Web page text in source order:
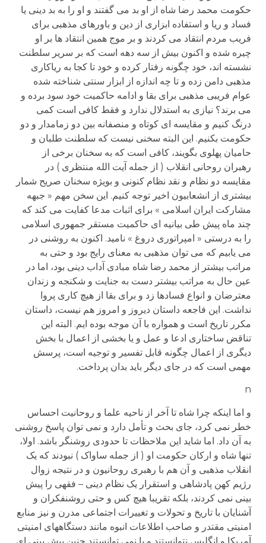
حکومت محمد رضا شاه از او بد می گفتند و او را به بد دینی یا
فساد و ریا و استفاده ابزاری از دین و باورهای مذهبی برای
فریب مردم انتقاد می کردند و بر موج همین انتقاد ها بر او
چیره شده و اکنون بیش از سه دهه است که بر سریر سلطنت
نشسته اند، خود چگونه رفتار کرده و خود تا کجا به ریاکاری
مذهبی دامن زده و تا چه اندازه از ابزار سنتی شناخته شده
عوام فریبی مذهبی برای بقا و ادامه حاکمیت خود سود برده و
می برند؟ نیازی به استدلال ندارد و فقط کافی است کمی
درنگ کنیم و مقایسه ای کوتاه و منصفانه بین دو زمامدار و دو
حکومت بکنیم. این البته سخنی نیست که سلطنت طلبان و
حامیان پهلوی بگویند، کافی است که به سخنان برخی از
رهبران روحانی انقلاب ( از جمله آیت الله منتظری ) در
مقایسه دو نظام و نقد نظام کنونی و بویژه سخنان صریح شمار
بیشتری از انشعابیون اخیر توجه کنیم. این سخن مهم « جبهه
مشارکت ایران اسلامی » برای اثبات مدعا کفایت می کند که
چند ماه پیش طی بیانیه ای حاکمیت مستقر جمهوری اسلامی
را به درستی « امپراتوری دروغ » نامید. اکنون به روشنی در
می یابیم که می توان مذهبی به معنای رایج بود و حتی به
مراتب بیشتر از محمد رضا شاه مبادی آداب دینی بود، اما در
عین حال به مراتب بیشتر دست به جنایت و شکنجه و زندان
معترضان و انواع فسادها زد و برای بقا از هیچ کاری پروا
نداشت. این فاجعه داستان دیروز و امروز هم نیست، داستان
مکرر تاریخ است و همواره با آن موجه بوده ایم. البته این
تناقض ساختاری ادعا و عمل و یا بخشی از اعمال با بخش
دیگری از اعمال چگونه قابل تفسیر و توجیه است، پرسش
مهمی است که در جای دیگر باید بدان پرداخت.
n
و اما اینکه چرا شاه تا آخر از ناحیه علما و روحانیت احساس
خطر نمی کرد، جای بحث و تأمل دارد و نمی توان پاسخ روشنی
به آن داد. اما شاید این ملاحظات تا حدودی روشنگر باشد. اولا،
تنها شاه و ارکان حکومت او ( از جمله ساواک ) نبودند که یک
انقلاب مذهبی و آن هم با رهبری روحانیون و در نتیجه زوال
رژیم کهن پادشاهی و استقرار یک نظام دینی – فقهی را پیش
بینی نمی کردند، بلکه تقریبا هیچ کس و حتی روشنفکران و
آشنایان با تاریخ و تحولات و تغییرات اجتماعی مدرن و نیز منابع
امنیتی مقتدر و صاحب اطلاعات انبوه مانند دستگاههای امنیتی
آمریکا و انگلیس نتوانستند و یا نمی توانستند چنین پیش بینی ای